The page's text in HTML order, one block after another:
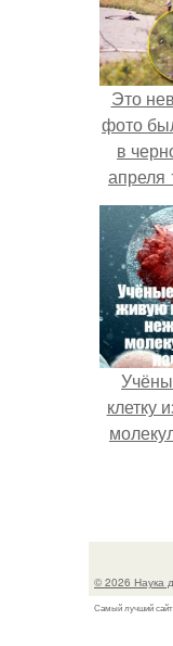
Это
фото
в
апреля
клетку
© 2026 Наука
Самый лучший сайт